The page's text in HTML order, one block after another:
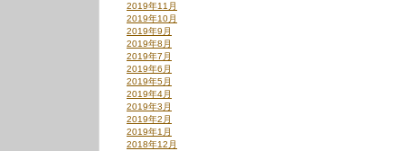
2019年11月
2019年10月
2019年9月
2019年8月
2019年7月
2019年6月
2019年5月
2019年4月
2019年3月
2019年2月
2019年1月
2018年12月